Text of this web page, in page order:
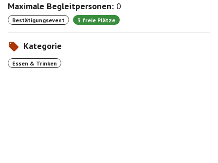
Maximale Begleitpersonen: 0
Bestätigungsevent 3 freie Plätze
Kategorie
Essen & Trinken